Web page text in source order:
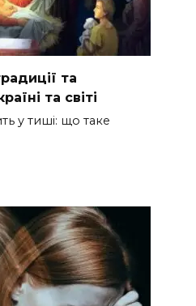
та
та світі
у тиші: що таке